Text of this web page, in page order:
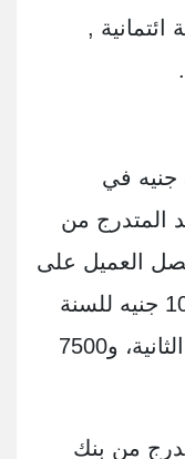
,
مبلغ 500 ألف جنيه في
المتدرج من
العميل على
عائد شهري يصل إلى 10800 جنيه للسنة
الأولى، و9100 جنيه للسنة الثانية، و7500
من بنك